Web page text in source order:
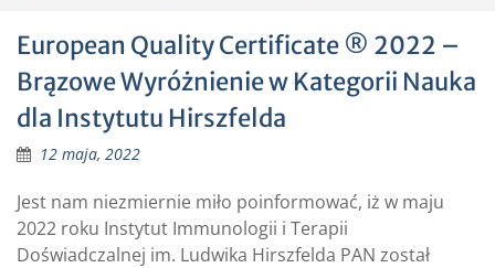
European Quality Certificate ® 2022 –
Brązowe Wyróżnienie w Kategorii Nauka
dla Instytutu Hirszfelda
12 maja, 2022
Jest nam niezmiernie miło poinformować, iż w maju
2022 roku Instytut Immunologii i Terapii
Doświadczalnej im. Ludwika Hirszfelda PAN został